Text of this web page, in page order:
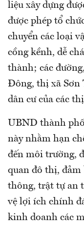
liệu xây dựng
được phép tổ
chuyển các loại
cồng kềnh, dễ
thành; các
Đông, thị xã Sơn
dân cư của các
UBND thành
này nhằm hạn
đến môi trường,
quan đô thị, đảm
thông, trật tự an
vệ lợi ích chính
kinh doanh các